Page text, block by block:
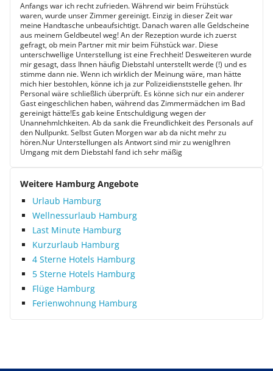
Anfangs war ich recht zufrieden. Während wir beim Frühstück
waren, wurde unser Zimmer gereinigt. Einzig in dieser Zeit war
meine Handtasche unbeaufsichtigt. Danach waren alle Geldscheine
aus meinem Geldbeutel weg! An der Rezeption wurde ich zuerst
gefragt, ob mein Partner mit mir beim Fühstück war. Diese
unterschwellige Unterstellung ist eine Frechheit! Desweiteren wurde
mir gesagt, dass Ihnen häufig Diebstahl unterstellt werde (!) und es
stimme dann nie. Wenn ich wirklich der Meinung wäre, man hätte
mich hier bestohlen, könne ich ja zur Polizeidienststelle gehen. Ihr
Personal wäre schließlich überprüft. Es könne sich nur ein anderer
Gast eingeschlichen haben, während das Zimmermädchen im Bad
gereinigt hätte!Es gab keine Entschuldigung wegen der
Unannehmlchkeiten. Ab da sank die Freundlichkeit des Personals auf
den Nullpunkt. Selbst Guten Morgen war ab da nicht mehr zu
hören.Nur Unterstellungen als Antwort sind mir zu wenigIhren
Umgang mit dem Diebstahl fand ich sehr mäßig
Weitere Hamburg Angebote
Urlaub Hamburg
Wellnessurlaub Hamburg
Last Minute Hamburg
Kurzurlaub Hamburg
4 Sterne Hotels Hamburg
5 Sterne Hotels Hamburg
Flüge Hamburg
Ferienwohnung Hamburg